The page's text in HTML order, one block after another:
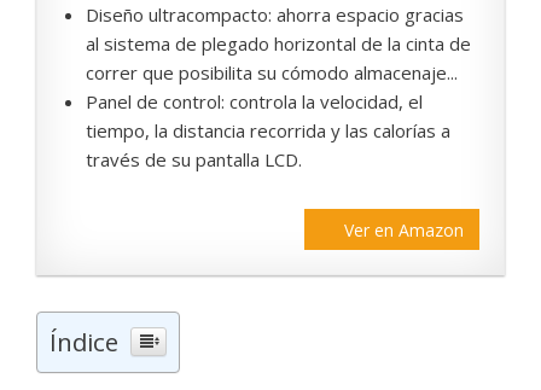
Diseño ultracompacto: ahorra espacio gracias
al sistema de plegado horizontal de la cinta de
correr que posibilita su cómodo almacenaje...
Panel de control: controla la velocidad, el
tiempo, la distancia recorrida y las calorías a
través de su pantalla LCD.
Ver en Amazon
Índice